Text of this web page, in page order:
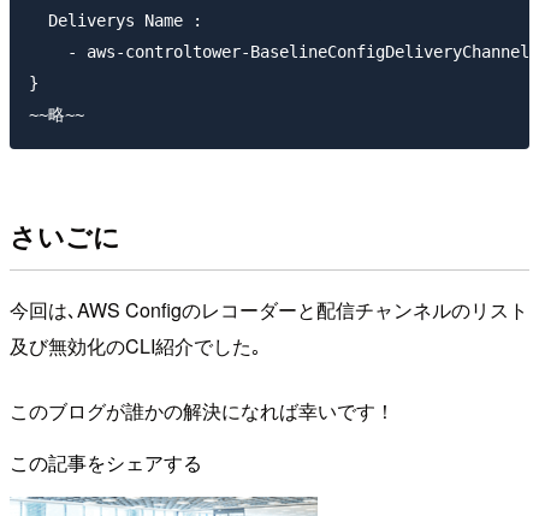
  Deliverys Name :
    - aws-controltower-BaselineConfigDeliveryChannel
}
さいごに
今回は､AWS Configのレコーダーと配信チャンネルのリスト
及び無効化のCLI紹介でした｡
このブログが誰かの解決になれば幸いです！
この記事をシェアする